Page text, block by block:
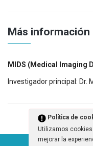
Más información
MIDS (Medical Imaging
Investigador principal: Dr.
Política de
Utilizamos cookies
mejorar la